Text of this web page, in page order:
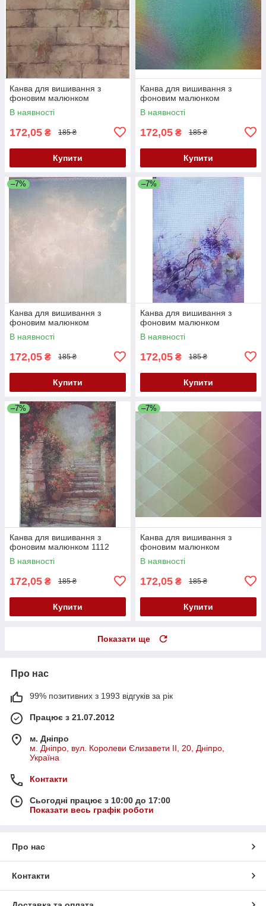
Канва для вишивання з
фоновим малюнком
В наявності
172,05 ₴ 185 ₴
Купити
Канва для вишивання з
фоновим малюнком
В наявності
172,05 ₴ 185 ₴
Купити
–7%
Канва для вишивання з
фоновим малюнком
В наявності
172,05 ₴ 185 ₴
Купити
–7%
Канва для вишивання з
фоновим малюнком
В наявності
172,05 ₴ 185 ₴
Купити
–7%
Канва для вишивання з
фоновим малюнком 1112
В наявності
172,05 ₴ 185 ₴
Купити
–7%
Канва для вишивання з
фоновим малюнком
В наявності
172,05 ₴ 185 ₴
Купити
Показати ще
Про нас
99% позитивних з 1993 відгуків за рік
Працює з 21.07.2012
м. Дніпро
м. Дніпро, вул. Королеви Єлизавети ІІ, 20, Дніпро,
Україна
Контакти
Сьогодні працює з 10:00 до 17:00
Показати весь графік роботи
Про нас
Контакти